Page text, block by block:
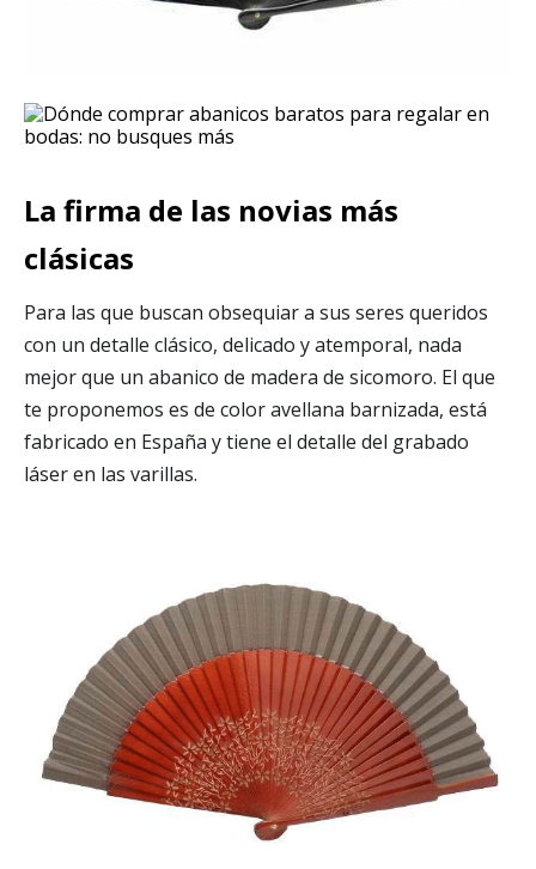
La firma de las novias más
clásicas
Para las que buscan obsequiar a sus seres queridos
con un detalle clásico, delicado y atemporal, nada
mejor que un abanico de madera de sicomoro. El que
te proponemos es de color avellana barnizada, está
fabricado en España y tiene el detalle del grabado
láser en las varillas.